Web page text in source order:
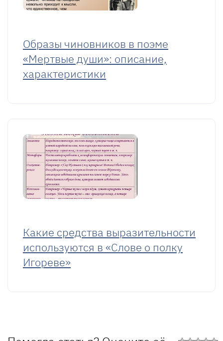
Образы чиновников в поэме
«Мертвые души»: описание,
характеристики
Какие средства выразительности
используются в «Слове о полку
Игореве»